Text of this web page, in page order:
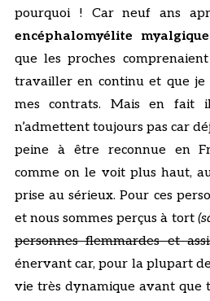
pourquoi ! Car neuf ans
encéphalomyélite myalgique
que les proches
travailler en continu et que je
mes contrats. Mais en fait
n’admettent toujours pas car
peine à être reconnue en
comme on le voit plus haut,
prise au sérieux. Pour ces
et nous sommes perçus à tort
personnes flemmardes et
énervant car, pour la plupart
vie très dynamique avant que